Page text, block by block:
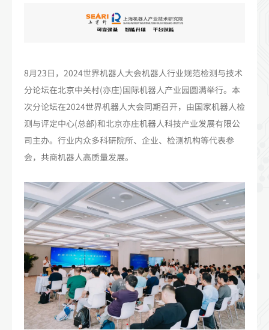
8月23日，2024世界机器人大会机器人行业规范检测与技术
分论坛在北京中关村(亦庄)国际机器人产业园圆满举行。本
次分论坛在2024世界机器人大会同期召开，由国家机器人检
测与评定中心(总部)和北京亦庄机器人科技产业发展有限公
司主办。行业内众多科研院所、企业、检测机构等代表参
会，共商机器人高质量发展。